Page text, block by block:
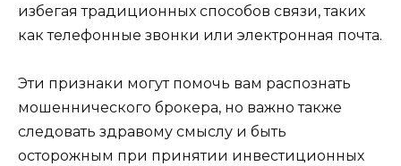
избегая традиционных способов связи, таких
как телефонные звонки или электронная почта.
Эти признаки могут помочь вам распознать
мошеннического брокера, но важно также
следовать здравому смыслу и быть
осторожным при принятии инвестиционных